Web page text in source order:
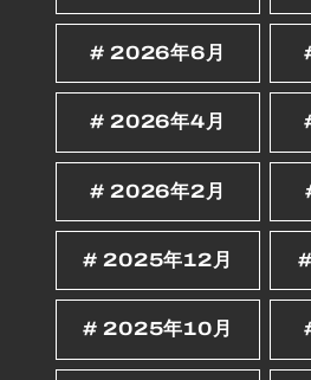
2026年6月
2026年4月
2026年2月
2025年12月
2025年10月